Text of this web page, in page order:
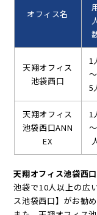
オフィス名
天翔オフィス
池袋西口
1
5
天翔オフィス
池袋西口ANN
EX
1
天翔オフィス池袋西口
池袋で10人以上の広
ス池袋西口】がお勧め